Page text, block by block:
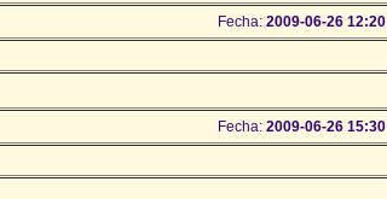
Fecha: 2009-06-26 12:20
Fecha: 2009-06-26 15:30